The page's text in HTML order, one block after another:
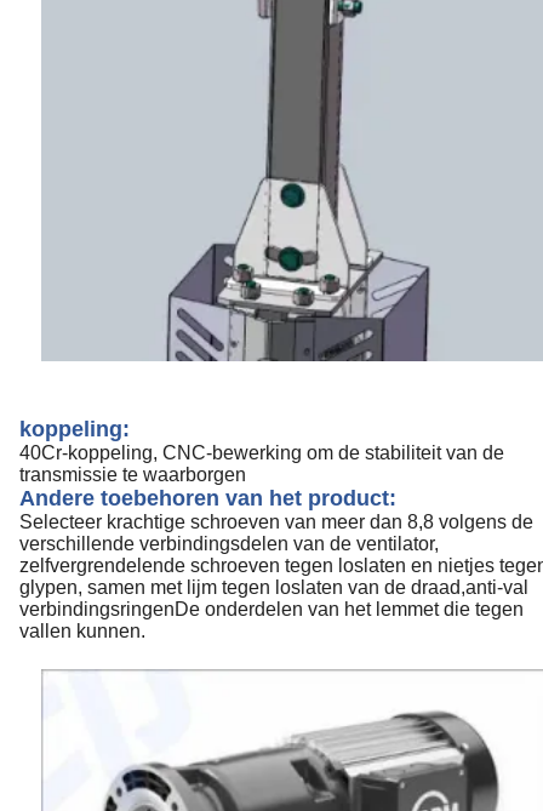
koppeling:
40Cr-koppeling, CNC-bewerking om de stabiliteit van de
transmissie te waarborgen
Andere toebehoren van het product:
Selecteer krachtige schroeven van meer dan 8,8 volgens de
verschillende verbindingsdelen van de ventilator,
zelfvergrendelende schroeven tegen loslaten en nietjes
glypen, samen met lijm tegen loslaten van de draad,anti-val
verbindingsringenDe onderdelen van het lemmet die tegen
vallen kunnen.